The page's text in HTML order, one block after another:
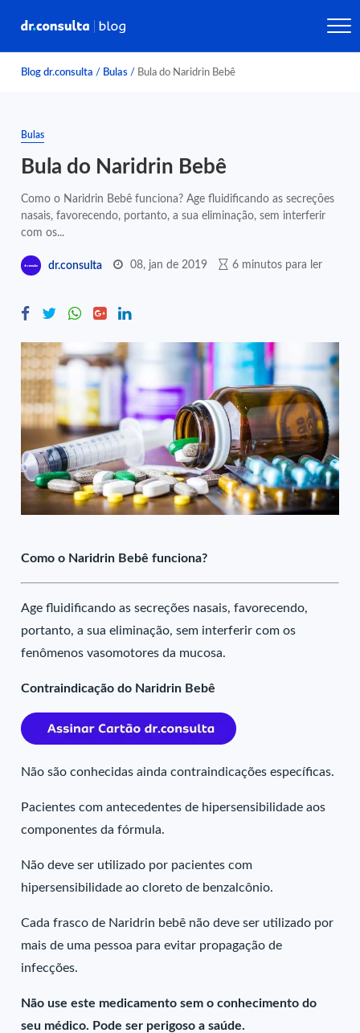
Blog dr.consulta / Bulas / Bula do Naridrin Bebê
Bulas
Bula do Naridrin Bebê
Como o Naridrin Bebê funciona? Age fluidificando as secreções
nasais, favorecendo, portanto, a sua eliminação, sem interferir
com os...
dr.consulta 08, jan de 2019 6 minutos para ler
Como o Naridrin Bebê funciona?
Age fluidificando as secreções nasais, favorecendo,
portanto, a sua eliminação, sem interferir com os
fenômenos vasomotores da mucosa.
Contraindicação do Naridrin Bebê
Não são conhecidas ainda contraindicações específicas.
Pacientes com antecedentes de hipersensibilidade aos
componentes da fórmula.
Não deve ser utilizado por pacientes com
hipersensibilidade ao cloreto de benzalcônio.
Cada frasco de Naridrin bebê não deve ser utilizado por
mais de uma pessoa para evitar propagação de
infecções.
Não use este medicamento sem o conhecimento do
seu médico. Pode ser perigoso a saúde.